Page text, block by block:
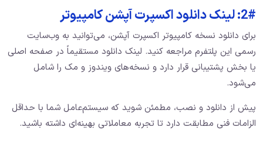
2#: لینک دانلود اکسپرت آپشن کامپیوتر
برای دانلود نسخه کامپیوتر اکسپرت آپشن، می‌توانید به وب‌سایت
رسمی این پلتفرم مراجعه کنید. لینک دانلود مستقیماً در صفحه اصلی
یا بخش پشتیبانی قرار دارد و نسخه‌های ویندوز و مک را شامل
می‌شود.
پیش از دانلود و نصب، مطمئن شوید که سیستم‌عامل شما با حداقل
الزامات فنی مطابقت دارد تا تجربه معاملاتی بهینه‌ای داشته باشید.